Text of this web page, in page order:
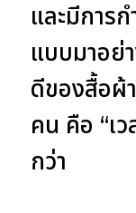
และมีการ
แบบมาอย่
ดีของสื้อผ้
คน คือ “เว
กว่า